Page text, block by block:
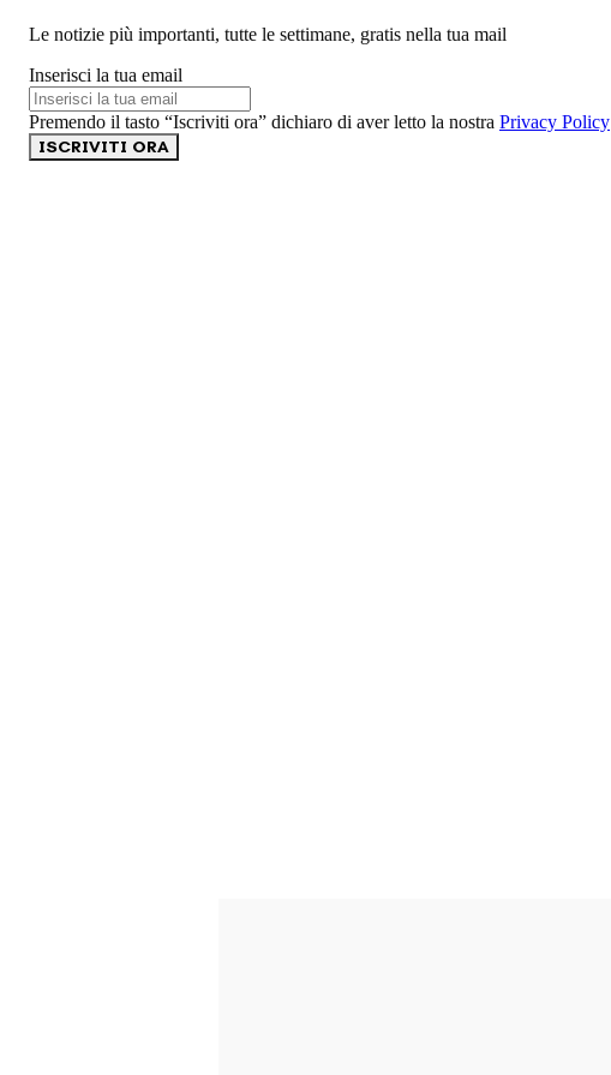
Le notizie più importanti, tutte le settimane, gratis nella tua mail
Inserisci la tua email
Premendo il tasto “Iscriviti ora” dichiaro di aver letto la nostra Privacy Policy
ISCRIVITI ORA